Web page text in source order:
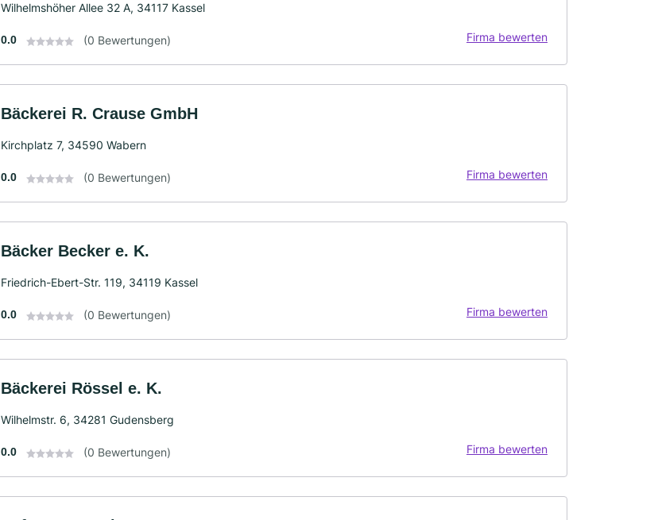
Wilhelmshöher Allee 32 A, 34117 Kassel
0.0 (0 Bewertungen) Firma bewerten
Bäckerei R. Crause GmbH
Kirchplatz 7, 34590 Wabern
0.0 (0 Bewertungen) Firma bewerten
Bäcker Becker e. K.
Friedrich-Ebert-Str. 119, 34119 Kassel
0.0 (0 Bewertungen) Firma bewerten
Bäckerei Rössel e. K.
Wilhelmstr. 6, 34281 Gudensberg
0.0 (0 Bewertungen) Firma bewerten